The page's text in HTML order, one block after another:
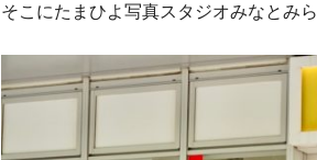
そこにたまひよ写真スタジオみなとみ